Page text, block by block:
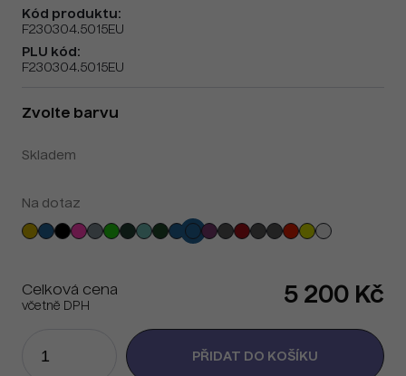
Kód produktu:
F230304.5015EU
PLU kód:
F230304.5015EU
Zvolte barvu
Skladem
Na dotaz
Celková cena
včetně DPH 5 200 Kč